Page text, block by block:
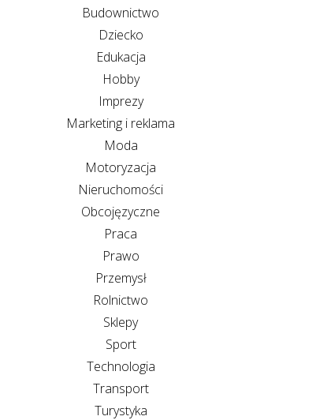
Budownictwo
Dziecko
Edukacja
Hobby
Imprezy
Marketing i reklama
Moda
Motoryzacja
Nieruchomości
Obcojęzyczne
Praca
Prawo
Przemysł
Rolnictwo
Sklepy
Sport
Technologia
Transport
Turystyka